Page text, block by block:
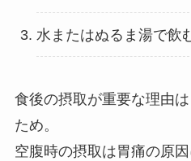
水またはぬるま湯で飲
食後の摂取が重要な理由
ため。
空腹時の摂取は胃痛の原